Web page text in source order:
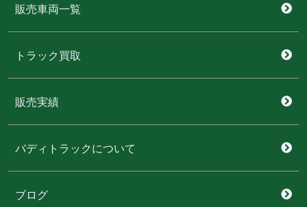
販売車両一覧
トラック買取
販売実績
バディトラックについて
ブログ